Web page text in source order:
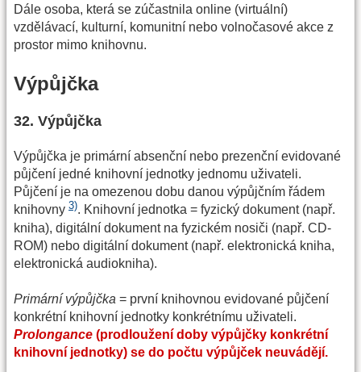
Dále osoba, která se zúčastnila online (virtuální)
vzdělávací, kulturní, komunitní nebo volnočasové akce z
prostor mimo knihovnu.
Výpůjčka
32. Výpůjčka
Výpůjčka je primární absenční nebo prezenční evidované
půjčení jedné knihovní jednotky jednomu uživateli.
Půjčení je na omezenou dobu danou výpůjčním řádem
knihovny 3). Knihovní jednotka = fyzický dokument (např.
kniha), digitální dokument na fyzickém nosiči (např. CD-
ROM) nebo digitální dokument (např. elektronická kniha,
elektronická audiokniha).
Primární výpůjčka = první knihovnou evidované půjčení
konkrétní knihovní jednotky konkrétnímu uživateli.
Prolongance (prodloužení doby výpůjčky konkrétní
knihovní jednotky) se do počtu výpůjček neuvádějí.